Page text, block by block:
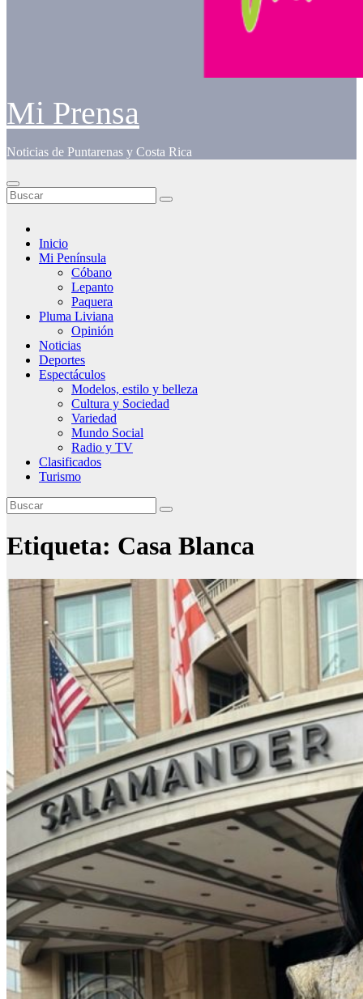
Mi Prensa
Noticias de Puntarenas y Costa Rica
Inicio
Mi Península
Cóbano
Lepanto
Paquera
Pluma Liviana
Opinión
Noticias
Deportes
Espectáculos
Modelos, estilo y belleza
Cultura y Sociedad
Variedad
Mundo Social
Radio y TV
Clasificados
Turismo
Etiqueta: Casa Blanca